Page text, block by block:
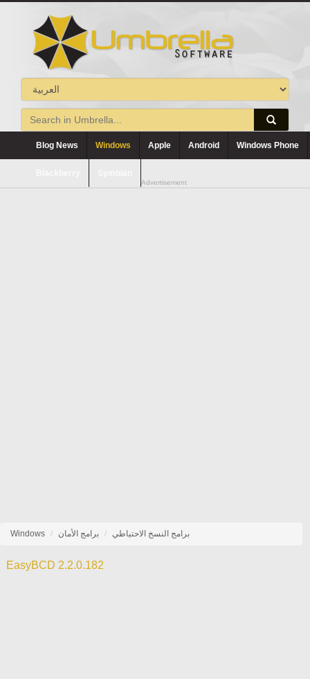
Blog News Windows Apple Android Windows Phone
Advertisement
Windows برامج الأمان برامج النسخ الاحتياطي
EasyBCD 2.2.0.182